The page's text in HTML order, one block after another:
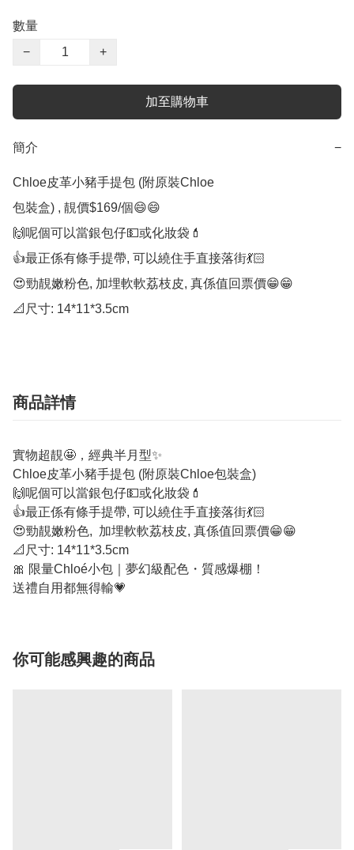
數量
−
+
加至購物車
簡介 −
Chloe皮革小豬手提包 (附原裝Chloe
包裝盒) , 靚價$169/個😄😄
🙌呢個可以當銀包仔💵或化妝袋💄
👍最正係有條手提帶, 可以繞住手直接落街💃🏻
😍勁靚嫩粉色, 加埋軟軟荔枝皮, 真係值回票價😁😁
📐尺寸: 14*11*3.5cm
商品詳情
實物超靚🤩，經典半月型✨
Chloe皮革小豬手提包 (附原裝Chloe包裝盒)
🙌呢個可以當銀包仔💵或化妝袋💄
👍最正係有條手提帶, 可以繞住手直接落街💃🏻
😍勁靚嫩粉色, 加埋軟軟荔枝皮, 真係值回票價😁😁
📐尺寸: 14*11*3.5cm
🎀 限量Chloé小包｜夢幻級配色・質感爆棚！
送禮自用都無得輸💗
你可能感興趣的商品